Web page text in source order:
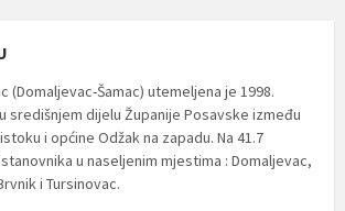
(Domaljevac-Šamac) utemeljena je 1998.
središnjem dijelu Županije Posavske između
i općine Odžak na zapadu. Na 41.7
u naseljenim mjestima : Domaljevac,
i Tursinovac.